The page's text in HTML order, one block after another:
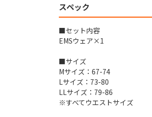
スペック
■セット内容
EMSウェア×1
■サイズ
Mサイズ：67-74
Lサイズ：73-80
LLサイズ：79-86
※すべてウエストサイズ